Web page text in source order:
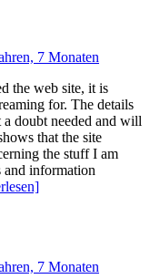
7 Monaten
the web site, it is
for. The details
doubt needed and will
that the site
the stuff I am
and information
7 Monaten